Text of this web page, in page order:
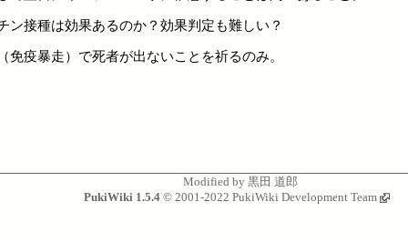
ン接種は効果あるのか？効果判定も難しい？
免疫暴走）で死者が出ないことを祈るのみ。
Modified by黒田 道郎
PukiWiki 1.5.4 © 2001-2022PukiWiki Development Team